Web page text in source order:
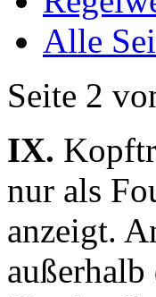
Alle
Seite 2
IX.
nur als
anzeigt.